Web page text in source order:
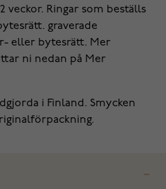
veckor. Ringar som beställs
graverade
eller bytesrätt. Mer
ni nedan på Mer
i Finland. Smycken